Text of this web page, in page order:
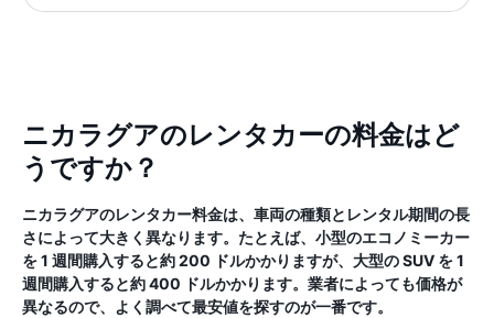
ニカラグアのレンタカーの料金はど
うですか？
ニカラグアのレンタカー料金は、車両の種類とレンタル期間の長
さによって大きく異なります。たとえば、小型のエコノミーカー
を 1 週間購入すると約 200 ドルかかりますが、大型の SUV を 1
週間購入すると約 400 ドルかかります。業者によっても価格が
異なるので、よく調べて最安値を探すのが一番です。